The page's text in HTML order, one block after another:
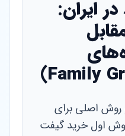
ایران:
سال ۱۴۰۵، دو روش اصلی برای
اول خرید گیفت